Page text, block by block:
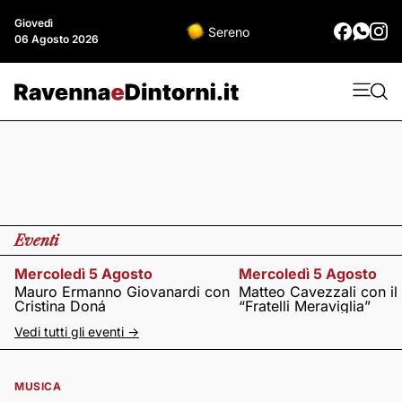
Giovedì
06 Agosto 2026
Sereno
Eventi
Mercoledì 5 Agosto
Mauro Ermanno Giovanardi con
Cristina Doná
Mercoledì 5 Agosto
Matteo Cavezzali con il
“Fratelli Meraviglia”
Vedi tutti gli eventi ->
MUSICA